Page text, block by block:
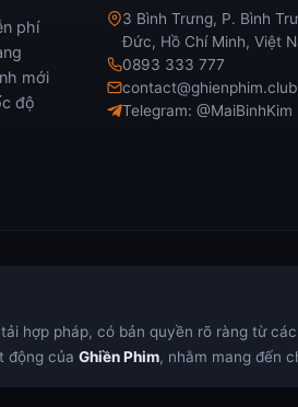
phí
mới
độ
3 Bình Trưng, P. Bình
Đức, Hồ Chí Minh, Việt
0893 333 777
contact@ghienphim.club
Telegram: @MaiBinhKim
hợp pháp, có bản quyền rõ ràng từ
động của Ghiền Phim, nhằm mang đến